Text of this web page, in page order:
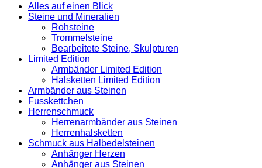
Alles auf einen Blick
Steine und Mineralien
Rohsteine
Trommelsteine
Bearbeitete Steine, Skulpturen
Limited Edition
Armbänder Limited Edition
Halsketten Limited Edition
Armbänder aus Steinen
Fusskettchen
Herrenschmuck
Herrenarmbänder aus Steinen
Herrenhalsketten
Schmuck aus Halbedelsteinen
Anhänger Herzen
Anhänger aus Steinen